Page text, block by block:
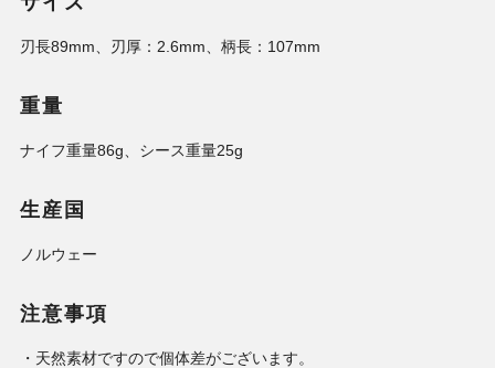
刃長89mm、刃厚：2.6mm、柄長：107mm
重量
ナイフ重量86g、シース重量25g
生産国
ノルウェー
注意事項
・天然素材ですので個体差がございます。